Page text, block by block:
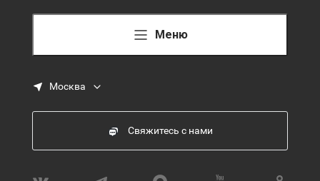
Меню
Москва
Свяжитесь с нами